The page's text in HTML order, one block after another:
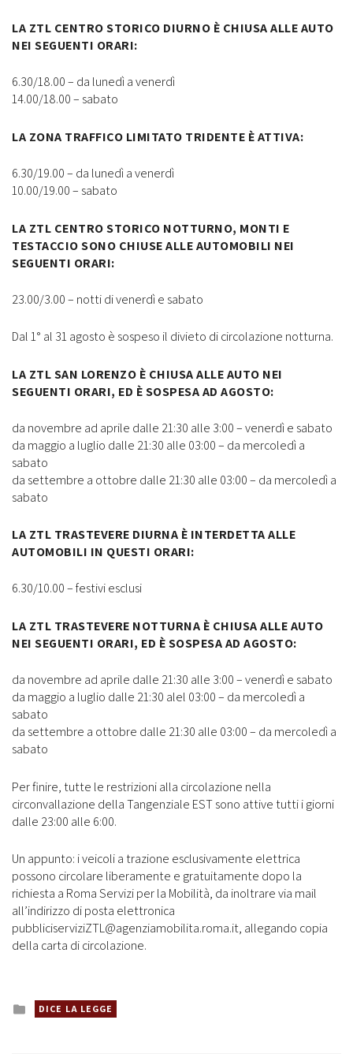
LA ZTL CENTRO STORICO DIURNO È CHIUSA ALLE AUTO
NEI SEGUENTI ORARI:
6.30/18.00 – da lunedì a venerdì
14.00/18.00 – sabato
LA ZONA TRAFFICO LIMITATO TRIDENTE È ATTIVA:
6.30/19.00 – da lunedì a venerdì
10.00/19.00 – sabato
LA ZTL CENTRO STORICO NOTTURNO, MONTI E
TESTACCIO SONO CHIUSE ALLE AUTOMOBILI NEI
SEGUENTI ORARI:
23.00/3.00 – notti di venerdì e sabato
Dal 1° al 31 agosto è sospeso il divieto di circolazione notturna.
LA ZTL SAN LORENZO È CHIUSA ALLE AUTO NEI
SEGUENTI ORARI, ED È SOSPESA AD AGOSTO:
da novembre ad aprile dalle 21:30 alle 3:00 – venerdì e sabato
da maggio a luglio dalle 21:30 alle 03:00 – da mercoledì a
sabato
da settembre a ottobre dalle 21:30 alle 03:00 – da mercoledì a
sabato
LA ZTL TRASTEVERE DIURNA È INTERDETTA ALLE
AUTOMOBILI IN QUESTI ORARI:
6.30/10.00 – festivi esclusi
LA ZTL TRASTEVERE NOTTURNA È CHIUSA ALLE AUTO
NEI SEGUENTI ORARI, ED È SOSPESA AD AGOSTO:
da novembre ad aprile dalle 21:30 alle 3:00 – venerdì e sabato
da maggio a luglio dalle 21:30 alel 03:00 – da mercoledì a
sabato
da settembre a ottobre dalle 21:30 alle 03:00 – da mercoledì a
sabato
Per finire, tutte le restrizioni alla circolazione nella
circonvallazione della Tangenziale EST sono attive tutti i giorni
dalle 23:00 alle 6:00.
Un appunto: i veicoli a trazione esclusivamente elettrica
possono circolare liberamente e gratuitamente dopo la
richiesta a Roma Servizi per la Mobilità, da inoltrare via mail
all’indirizzo di posta elettronica
pubbliciserviziZTL@agenziamobilita.roma.it, allegando copia
della carta di circolazione.
Posted
in
DICE LA LEGGE